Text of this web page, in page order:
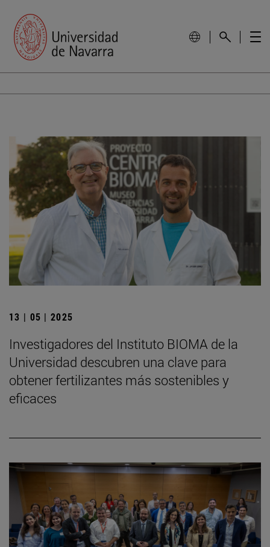
13 | 05 | 2025
Investigadores del Instituto BIOMA de la
Universidad descubren una clave para
obtener fertilizantes más sostenibles y
eficaces